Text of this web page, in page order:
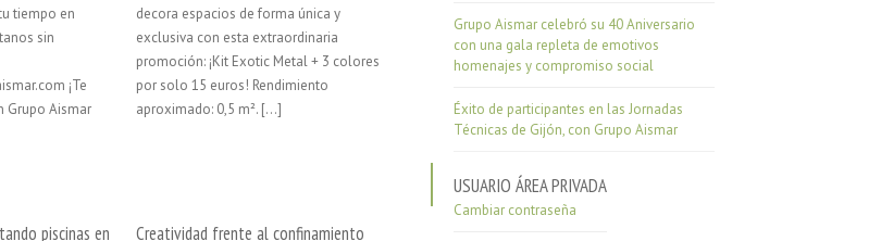
tiempo en
sin
¡Te
Grupo Aismar
decora espacios de forma única y
exclusiva con esta extraordinaria
promoción: ¡Kit Exotic Metal + 3 colores
por solo 15 euros! Rendimiento
aproximado: 0,5 m². […]
piscinas en Creatividad frente al confinamiento
Grupo Aismar celebró su 40 Aniversario
con una gala repleta de emotivos
homenajes y compromiso social
Éxito de participantes en las Jornadas
Técnicas de Gijón, con Grupo Aismar
USUARIO ÁREA PRIVADA
Cambiar contraseña